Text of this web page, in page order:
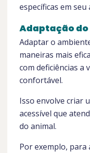
específicas em
Adaptação
Adaptar o
maneiras mais
com deficiências a
confortável.
Isso envolve criar
acessível que
do animal.
Por exemplo, para